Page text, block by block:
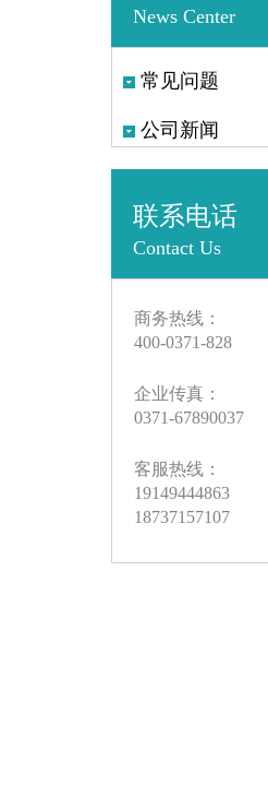
News Center
常见问题
公司新闻
联系电话
Contact Us
商务热线：
400-0371-828
企业传真：
0371-67890037
客服热线：
19149444863
18737157107